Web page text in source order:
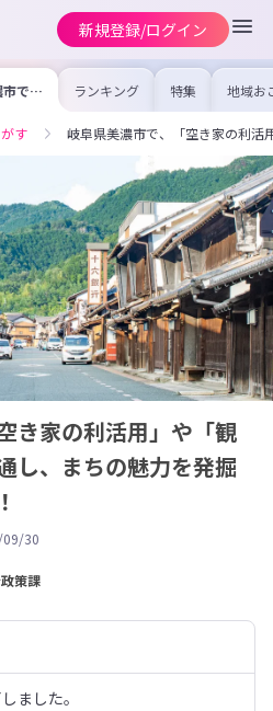
新規登録/ログイン
で、
活
通
力を
ランキング 特集 地域お
の求
を集め
事内容
を比較
合っ
けよう
す 岐阜県美濃市で、「空き家の利活
き家の利活用」や「観
し、まちの魅力を発掘
09/30
策課
ました。